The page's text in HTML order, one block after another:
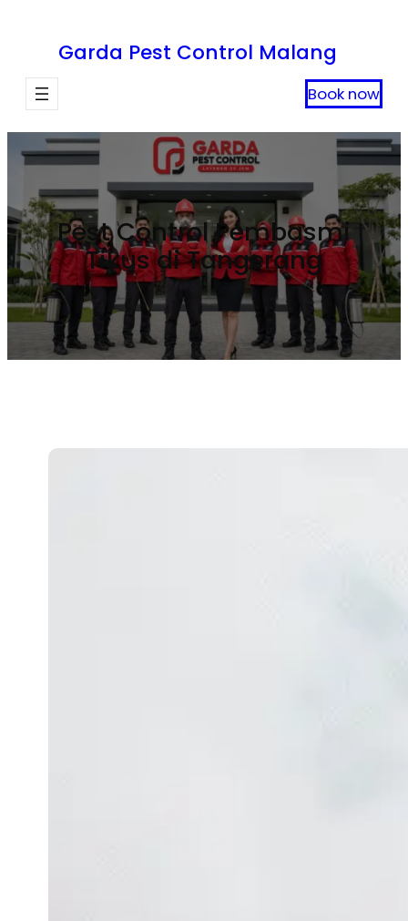
Garda Pest Control Malang
Book now
Pest Control Pembasmi
Tikus di Tangerang